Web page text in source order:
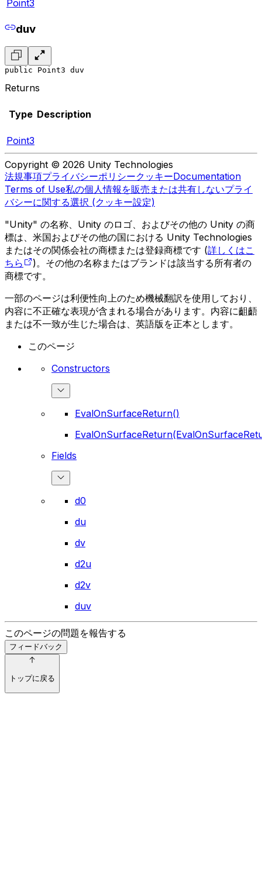
Point3
duv
public Point3 duv
Returns
Type Description
Point3
Copyright © 2026 Unity Technologies
法規事項プライバシーポリシークッキーDocumentation
Terms of Use私の個人情報を販売または共有しないプライ
バシーに関する選択 (クッキー設定)
"Unity" の名称、Unity のロゴ、およびその他の Unity の商
標は、米国およびその他の国における Unity Technologies
またはその関係会社の商標または登録商標です (詳しくはこ
ちら
)。その他の名称またはブランドは該当する所有者の
商標です。
一部のページは利便性向上のため機械翻訳を使用しており、
内容に不正確な表現が含まれる場合があります。内容に齟齬
または不一致が生じた場合は、英語版を正本とします。
このページ
Constructors
EvalOnSurfaceReturn()
Fields
d0
du
dv
d2u
d2v
duv
このページの問題を報告する
フィードバック
トップに戻る